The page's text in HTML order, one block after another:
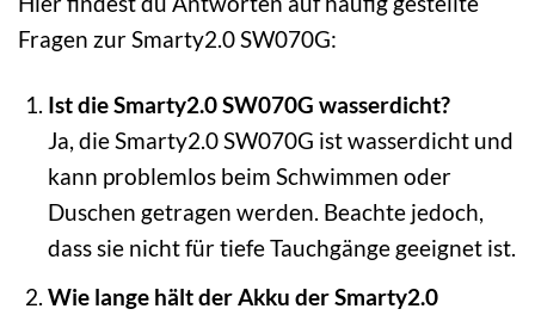
Fragen zur Smarty2.0 SW070G:
Ist die Smarty2.0 SW070G wasserdicht?
Ja, die Smarty2.0 SW070G ist wasserdicht und
kann problemlos beim Schwimmen oder
Duschen getragen werden. Beachte jedoch,
dass sie nicht für tiefe Tauchgänge geeignet ist.
Wie lange hält der Akku der Smarty2.0